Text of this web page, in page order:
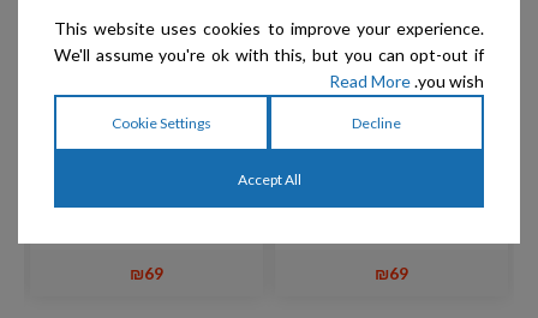
Vee Toys – טיזר לחתולים
THE PURRfect Cat toy
₪69
Vee Toys – טיזר לחתולים
₪69
This website uses cookies to improve your experience.
We'll assume you're ok with this, but you can opt-out if
you wish.
Read More
Decline
Cookie Settings
Accept All